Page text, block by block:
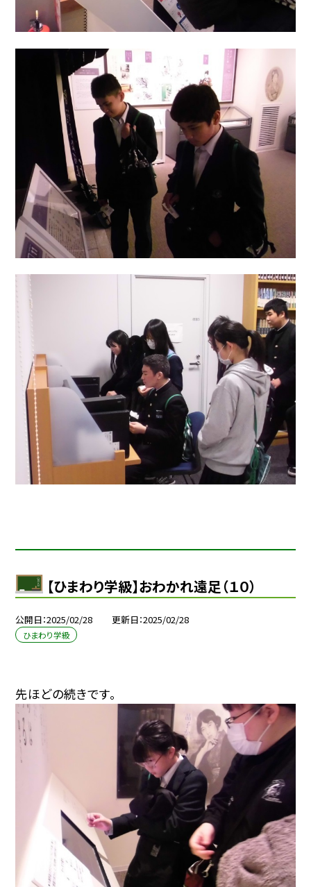
【ひまわり学級】おわかれ遠足（１０）
公開日 2025/02/28 更新日 2025/02/28
ひまわり学級
先ほどの続きです。